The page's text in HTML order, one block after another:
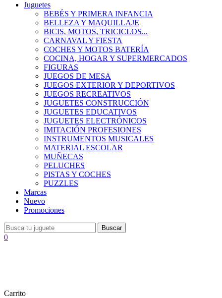
Juguetes
BEBÉS Y PRIMERA INFANCIA
BELLEZA Y MAQUILLAJE
BICIS, MOTOS, TRICICLOS...
CARNAVAL Y FIESTA
COCHES Y MOTOS BATERÍA
COCINA, HOGAR Y SUPERMERCADOS
FIGURAS
JUEGOS DE MESA
JUEGOS EXTERIOR Y DEPORTIVOS
JUEGOS RECREATIVOS
JUGUETES CONSTRUCCIÓN
JUGUETES EDUCATIVOS
JUGUETES ELECTRÓNICOS
IMITACIÓN PROFESIONES
INSTRUMENTOS MUSICALES
MATERIAL ESCOLAR
MUÑECAS
PELUCHES
PISTAS Y COCHES
PUZZLES
Marcas
Nuevo
Promociones
Buscar
0
Carrito